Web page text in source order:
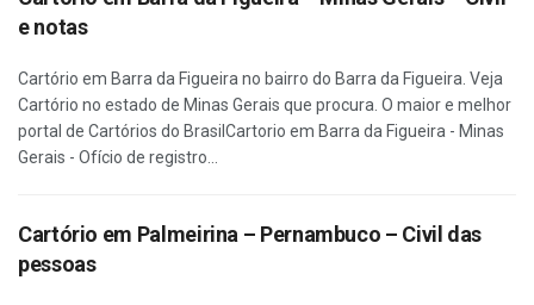
e notas
Cartório em Barra da Figueira no bairro do Barra da Figueira. Veja
Cartório no estado de Minas Gerais que procura. O maior e melhor
portal de Cartórios do BrasilCartorio em Barra da Figueira - Minas
Gerais - Ofício de registro...
Cartório em Palmeirina – Pernambuco – Civil das
pessoas